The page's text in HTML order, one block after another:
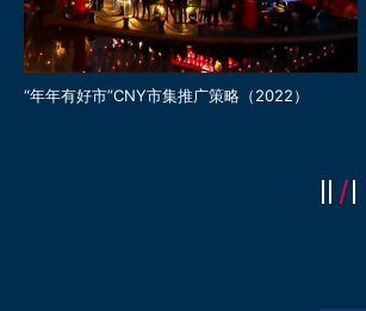
“年年有好市”CNY市集推广策略（2022）